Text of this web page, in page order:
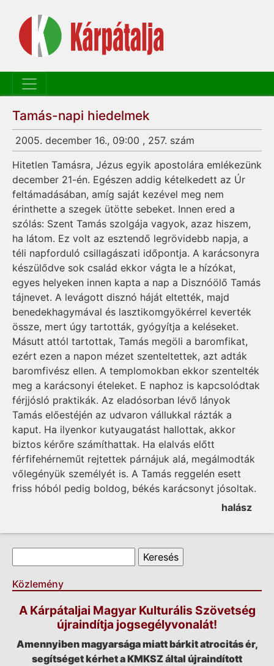
Tamás-napi hiedelmek
2005. december 16., 09:00 , 257. szám
Hitetlen Tamásra, Jézus egyik apostolára emlékezünk
december 21-én. Egészen addig kételkedett az Úr
feltámadásában, amíg saját kezével meg nem
érinthette a szegek ütötte sebeket. Innen ered a
szólás: Szent Tamás szolgája vagyok, azaz hiszem,
ha látom. Ez volt az esztendő legrövidebb napja, a
téli napforduló csillagászati időpontja. A karácsonyra
készülődve sok család ekkor vágta le a hízókat,
egyes helyeken innen kapta a nap a Disznóölő Tamás
tájnevet. A levágott disznó háját eltették, majd
benedekhagymával és lasztikomgyökérrel keverték
össze, mert úgy tartották, gyógyítja a keléseket.
Másutt attól tartottak, Tamás megöli a baromfikat,
ezért ezen a napon mézet szenteltettek, azt adták
baromfivész ellen. A templomokban ekkor szentelték
meg a karácsonyi ételeket. E naphoz is kapcsolódtak
férjjósló praktikák. Az eladósorban lévő lányok
Tamás előestéjén az udvaron vállukkal rázták a
kaput. Ha ilyenkor kutyaugatást hallottak, akkor
biztos kérőre számíthattak. Ha elalvás előtt
férfifehérneműt rejtettek párnájuk alá, megálmodták
vőlegényük személyét is. A Tamás reggelén esett
friss hóból pedig boldog, békés karácsonyt jósoltak.
halász
Keresés űrlap
Közlemény
A Kárpátaljai Magyar Kulturális Szövetség
újraindítja jogsegélyvonalát!
Amennyiben magyarsága miatt bárkit atrocitás ér,
segítséget kérhet a KMKSZ által újraindított